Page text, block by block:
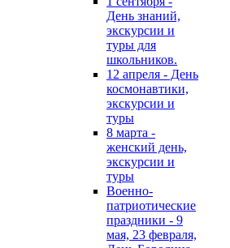
День знаний,
экскурсии и
туры для
школьников.
12 апреля - День
космонавтики,
экскурсии и
туры
8 марта -
женский день,
экскурсии и
туры
Военно-
патриотические
праздники - 9
мая, 23 февраля,